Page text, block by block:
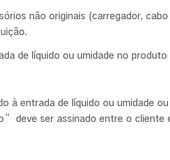
não originais (carregador,
de líquido ou umidade no
à entrada de líquido ou umidade
deve ser assinado entre o cliente